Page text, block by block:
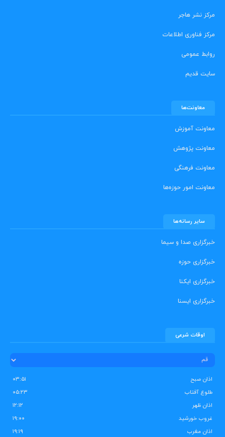
مرکز نشر هاجر
مرکز فناوری اطلاعات
روابط عمومی
سایت قدیم
معاونت‌ها
معاونت آموزش
معاونت پژوهش
معاونت فرهنگی
معاونت امور حوزه‌ها
سایر رسانه‌ها
خبرگزاری صدا و سیما
خبرگزاری حوزه
خبرگزاری ایکنا
خبرگزاری ایسنا
اوقات شرعی
اذان صبح
۰۳:۵۱
طلوع آفتاب
۰۵:۲۳
اذان ظهر
۱۲:۱۲
غروب خورشید
۱۹:۰۰
اذان مغرب
۱۹:۱۹